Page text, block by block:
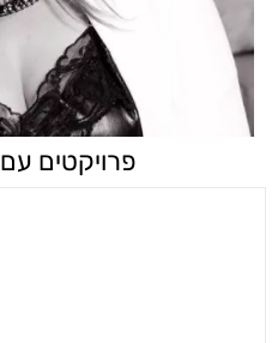
פרויקטים